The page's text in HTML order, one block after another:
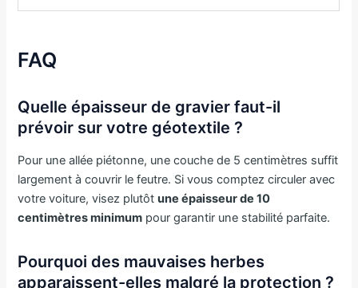
FAQ
Quelle épaisseur de gravier faut-il
prévoir sur votre géotextile ?
Pour une allée piétonne, une couche de 5 centimètres suffit
largement à couvrir le feutre. Si vous comptez circuler avec
votre voiture, visez plutôtune épaisseur de 10
centimètres minimum pour garantir une stabilité parfaite.
Pourquoi des mauvaises herbes
apparaissent-elles malgré la protection ?